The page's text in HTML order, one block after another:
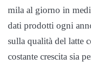
mila al giorno in
dati prodotti ogni
sulla qualità del latte
costante crescita sia